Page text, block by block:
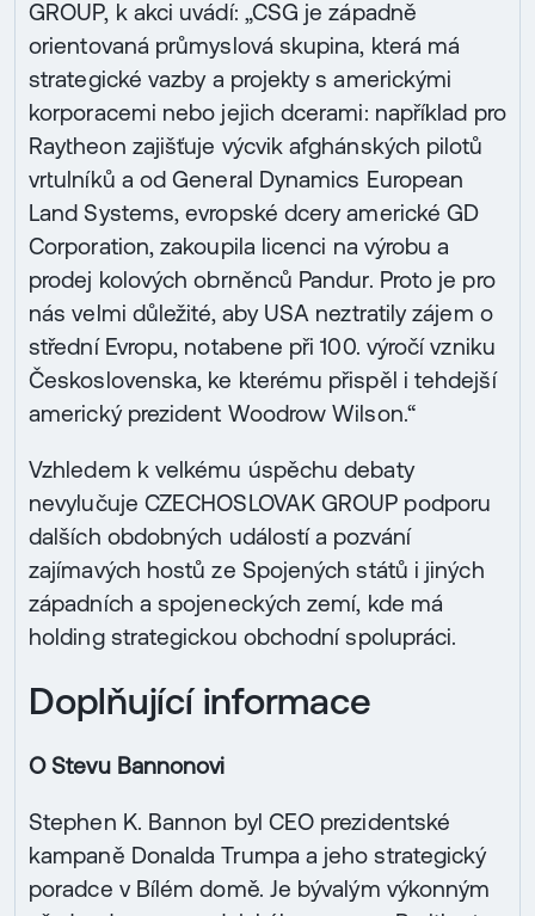
GROUP, k akci uvádí: „CSG je západně
orientovaná průmyslová skupina, která má
strategické vazby a projekty s americkými
korporacemi nebo jejich dcerami: například pro
Raytheon zajišťuje výcvik afghánských pilotů
vrtulníků a od General Dynamics European
Land Systems, evropské dcery americké GD
Corporation, zakoupila licenci na výrobu a
prodej kolových obrněnců Pandur. Proto je pro
nás velmi důležité, aby USA neztratily zájem o
střední Evropu, notabene při 100. výročí vzniku
Československa, ke kterému přispěl i tehdejší
americký prezident Woodrow Wilson.“
Vzhledem k velkému úspěchu debaty
nevylučuje CZECHOSLOVAK GROUP podporu
dalších obdobných událostí a pozvání
zajímavých hostů ze Spojených států i jiných
západních a spojeneckých zemí, kde má
holding strategickou obchodní spolupráci.
Doplňující informace
O Stevu Bannonovi
Stephen K. Bannon byl CEO prezidentské
kampaně Donalda Trumpa a jeho strategický
poradce v Bílém domě. Je bývalým výkonným